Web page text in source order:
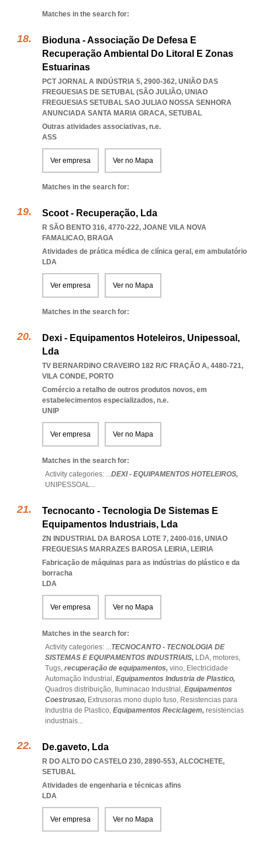
Matches in the search for:
Bioduna - Associação De Defesa E
Recuperação Ambiental Do Litoral E Zonas
Estuarinas
PCT JORNAL A INDÚSTRIA 5, 2900-362, UNIÃO DAS
FREGUESIAS DE SETUBAL (SÃO JULIÃO, UNIAO
FREGUESIAS SETUBAL SAO JULIAO NOSSA SENHORA
ANUNCIADA SANTA MARIA GRACA, SETUBAL
Outras atividades associativas, n.e.
ASS
Ver empresa Ver no Mapa
Matches in the search for:
Scoot - Recuperação, Lda
R SÃO BENTO 316, 4770-222, JOANE VILA NOVA
FAMALICAO, BRAGA
Atividades de prática médica de clínica geral, em ambulatório
LDA
Ver empresa Ver no Mapa
Matches in the search for:
Dexi - Equipamentos Hoteleiros, Unipessoal,
Lda
TV BERNARDINO CRAVEIRO 182 R/C FRAÇÃO A, 4480-721,
VILA CONDE, PORTO
Comércio a retalho de outros produtos novos, em
estabelecimentos especializados, n.e.
UNIP
Ver empresa Ver no Mapa
Matches in the search for:
Activity categories: ...DEXI - EQUIPAMENTOS HOTELEIROS,
UNIPESSOAL...
Tecnocanto - Tecnologia De Sistemas E
Equipamentos Industriais, Lda
ZN INDUSTRIAL DA BAROSA LOTE 7, 2400-016, UNIAO
FREGUESIAS MARRAZES BAROSA LEIRIA, LEIRIA
Fabricação de máquinas para as indústrias do plástico e da
borracha
LDA
Ver empresa Ver no Mapa
Matches in the search for:
Activity categories: ...TECNOCANTO - TECNOLOGIA DE
SISTEMAS E EQUIPAMENTOS INDUSTRIAIS, LDA, motores,
Tugs, recuperação de equipamentos, vino, Electricidade
Automação Industrial, Equipamentos Industria de Plastico,
Quadros distribuição,
Iluminacao Industrial, Equipamentos
Coestrusao, Extrusoras mono duplo fuso, Resistencias para
Industria de Plastico, Equipamentos Reciclagem, resistencias
industriais...
De.gaveto, Lda
R DO ALTO DO CASTELO 230, 2890-553, ALCOCHETE,
SETUBAL
Atividades de engenharia e técnicas afins
LDA
Ver empresa Ver no Mapa